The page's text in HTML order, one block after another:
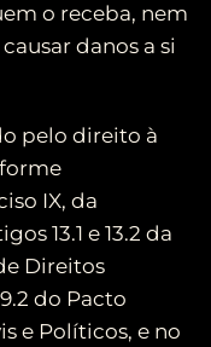
o receba, nem
danos a si
pelo direito à
IX, da
13.1 e 13.2 da
Direitos
do Pacto
e Políticos, e no